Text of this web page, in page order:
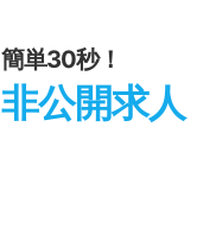
簡単30秒！
非公開求人